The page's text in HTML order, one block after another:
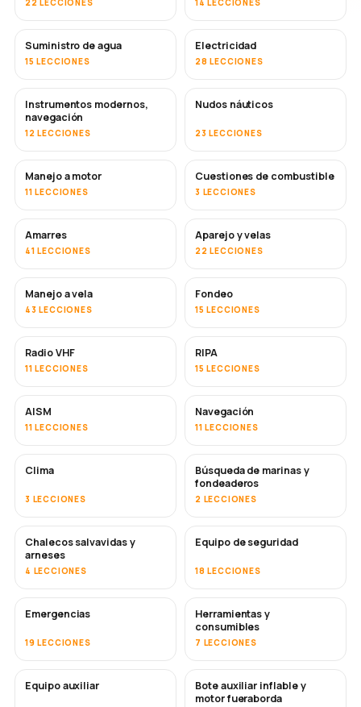
22 LECCIONES 14 LECCIONES
Suministro de agua
15 LECCIONES
Electricidad
28 LECCIONES
Instrumentos modernos,
navegación
12 LECCIONES
Nudos náuticos
23 LECCIONES
Manejo a motor
11 LECCIONES
Cuestiones de combustible
3 LECCIONES
Amarres
41 LECCIONES
Aparejo y velas
22 LECCIONES
Manejo a vela
43 LECCIONES
Fondeo
15 LECCIONES
Radio VHF
11 LECCIONES
RIPA
15 LECCIONES
AISM
11 LECCIONES
Navegación
11 LECCIONES
Clima
3 LECCIONES
Búsqueda de marinas y
fondeaderos
2 LECCIONES
Chalecos salvavidas y
arneses
4 LECCIONES
Equipo de seguridad
18 LECCIONES
Emergencias
19 LECCIONES
Herramientas y
consumibles
7 LECCIONES
Equipo auxiliar
Bote auxiliar inflable y
motor fueraborda